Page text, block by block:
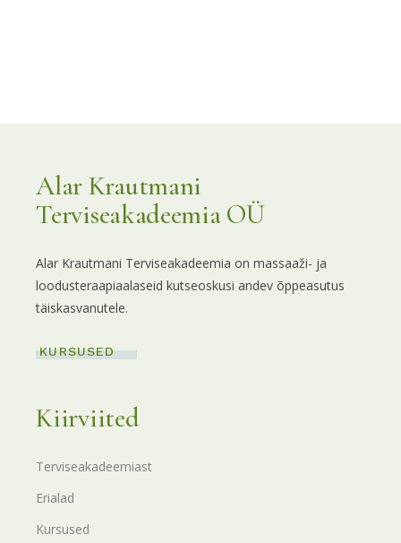
Alar Krautmani
Terviseakadeemia OÜ
Alar Krautmani Terviseakadeemia on massaaži- ja
loodusteraapiaalaseid kutseoskusi andev õppeasutus
täiskasvanutele.
KURSUSED
Kiirviited
Terviseakadeemiast
Erialad
Kursused